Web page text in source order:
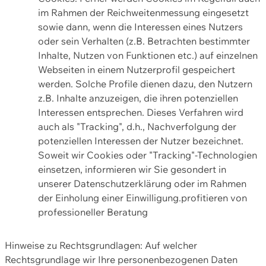
im Rahmen der Reichweitenmessung eingesetzt
sowie dann, wenn die Interessen eines Nutzers
oder sein Verhalten (z.B. Betrachten bestimmter
Inhalte, Nutzen von Funktionen etc.) auf einzelnen
Webseiten in einem Nutzerprofil gespeichert
werden. Solche Profile dienen dazu, den Nutzern
z.B. Inhalte anzuzeigen, die ihren potenziellen
Interessen entsprechen. Dieses Verfahren wird
auch als "Tracking", d.h., Nachverfolgung der
potenziellen Interessen der Nutzer bezeichnet.
Soweit wir Cookies oder "Tracking"-Technologien
einsetzen, informieren wir Sie gesondert in
unserer Datenschutzerklärung oder im Rahmen
der Einholung einer Einwilligung.profitieren von
professioneller Beratung
Hinweise zu Rechtsgrundlagen: Auf welcher
Rechtsgrundlage wir Ihre personenbezogenen Daten